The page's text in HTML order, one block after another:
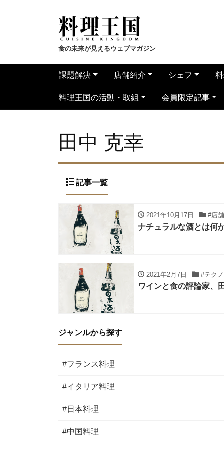
食の未来が見えるウェブマガジン
課題解決 店舗紹介 シェフ
料理王国の活動・取組 会員限定記事
田中 克幸
記事一覧
2021年10月17日 #店
ナチュラルな酒とは何
2021年2月7日 #テク
ワインと食の評論家、
ジャンルから探す
#フランス料理
#イタリア料理
#日本料理
#中国料理